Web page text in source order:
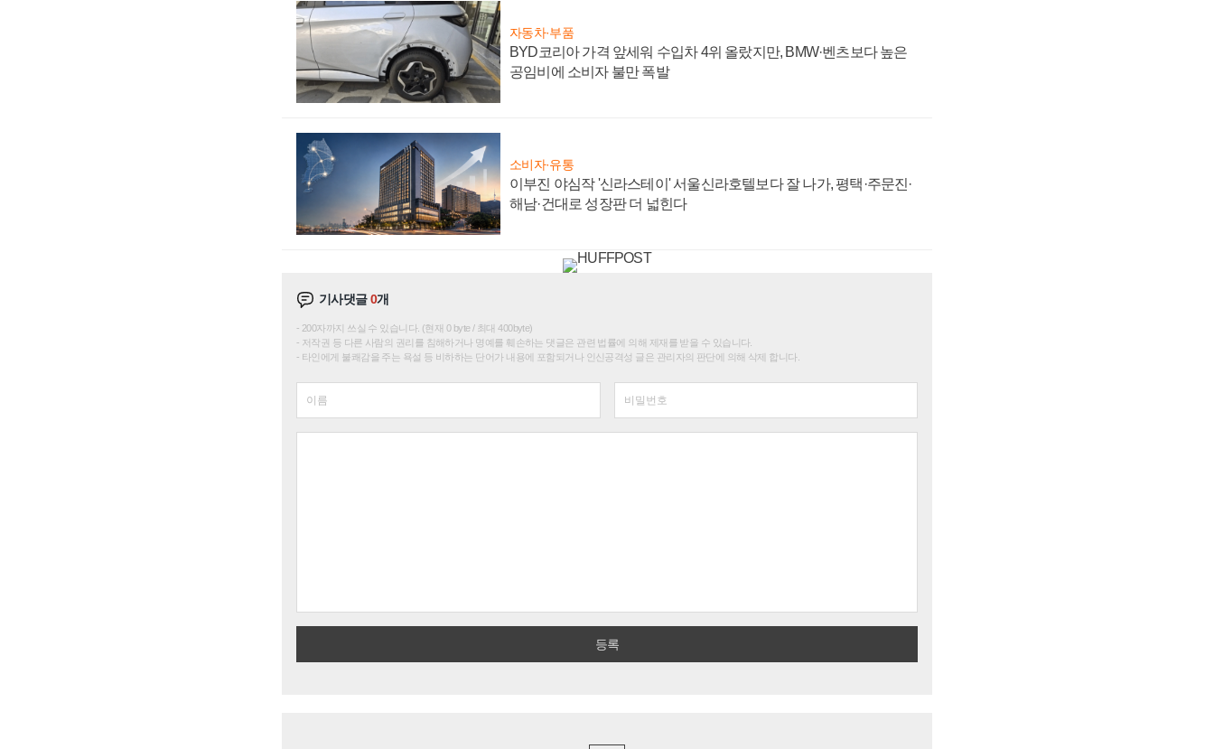
자동차·부품
BYD코리아 가격 앞세워 수입차 4위 올랐지만, BMW·벤츠보다 높은
공임비에 소비자 불만 폭발
소비자·유통
이부진 야심작 '신라스테이' 서울신라호텔보다 잘 나가, 평택·주문진·
해남·건대로 성장판 더 넓힌다
기사댓글0개
200자까지 쓰실 수 있습니다. (현재 0 byte / 최대 400byte)
저작권 등 다른 사람의 권리를 침해하거나 명예를 훼손하는 댓글은 관련 법률에 의해 제재를 받을 수 있습니다.
타인에게 불쾌감을 주는 욕설 등 비하하는 단어가 내용에 포함되거나 인신공격성 글은 관리자의 판단에 의해 삭제 합니다.